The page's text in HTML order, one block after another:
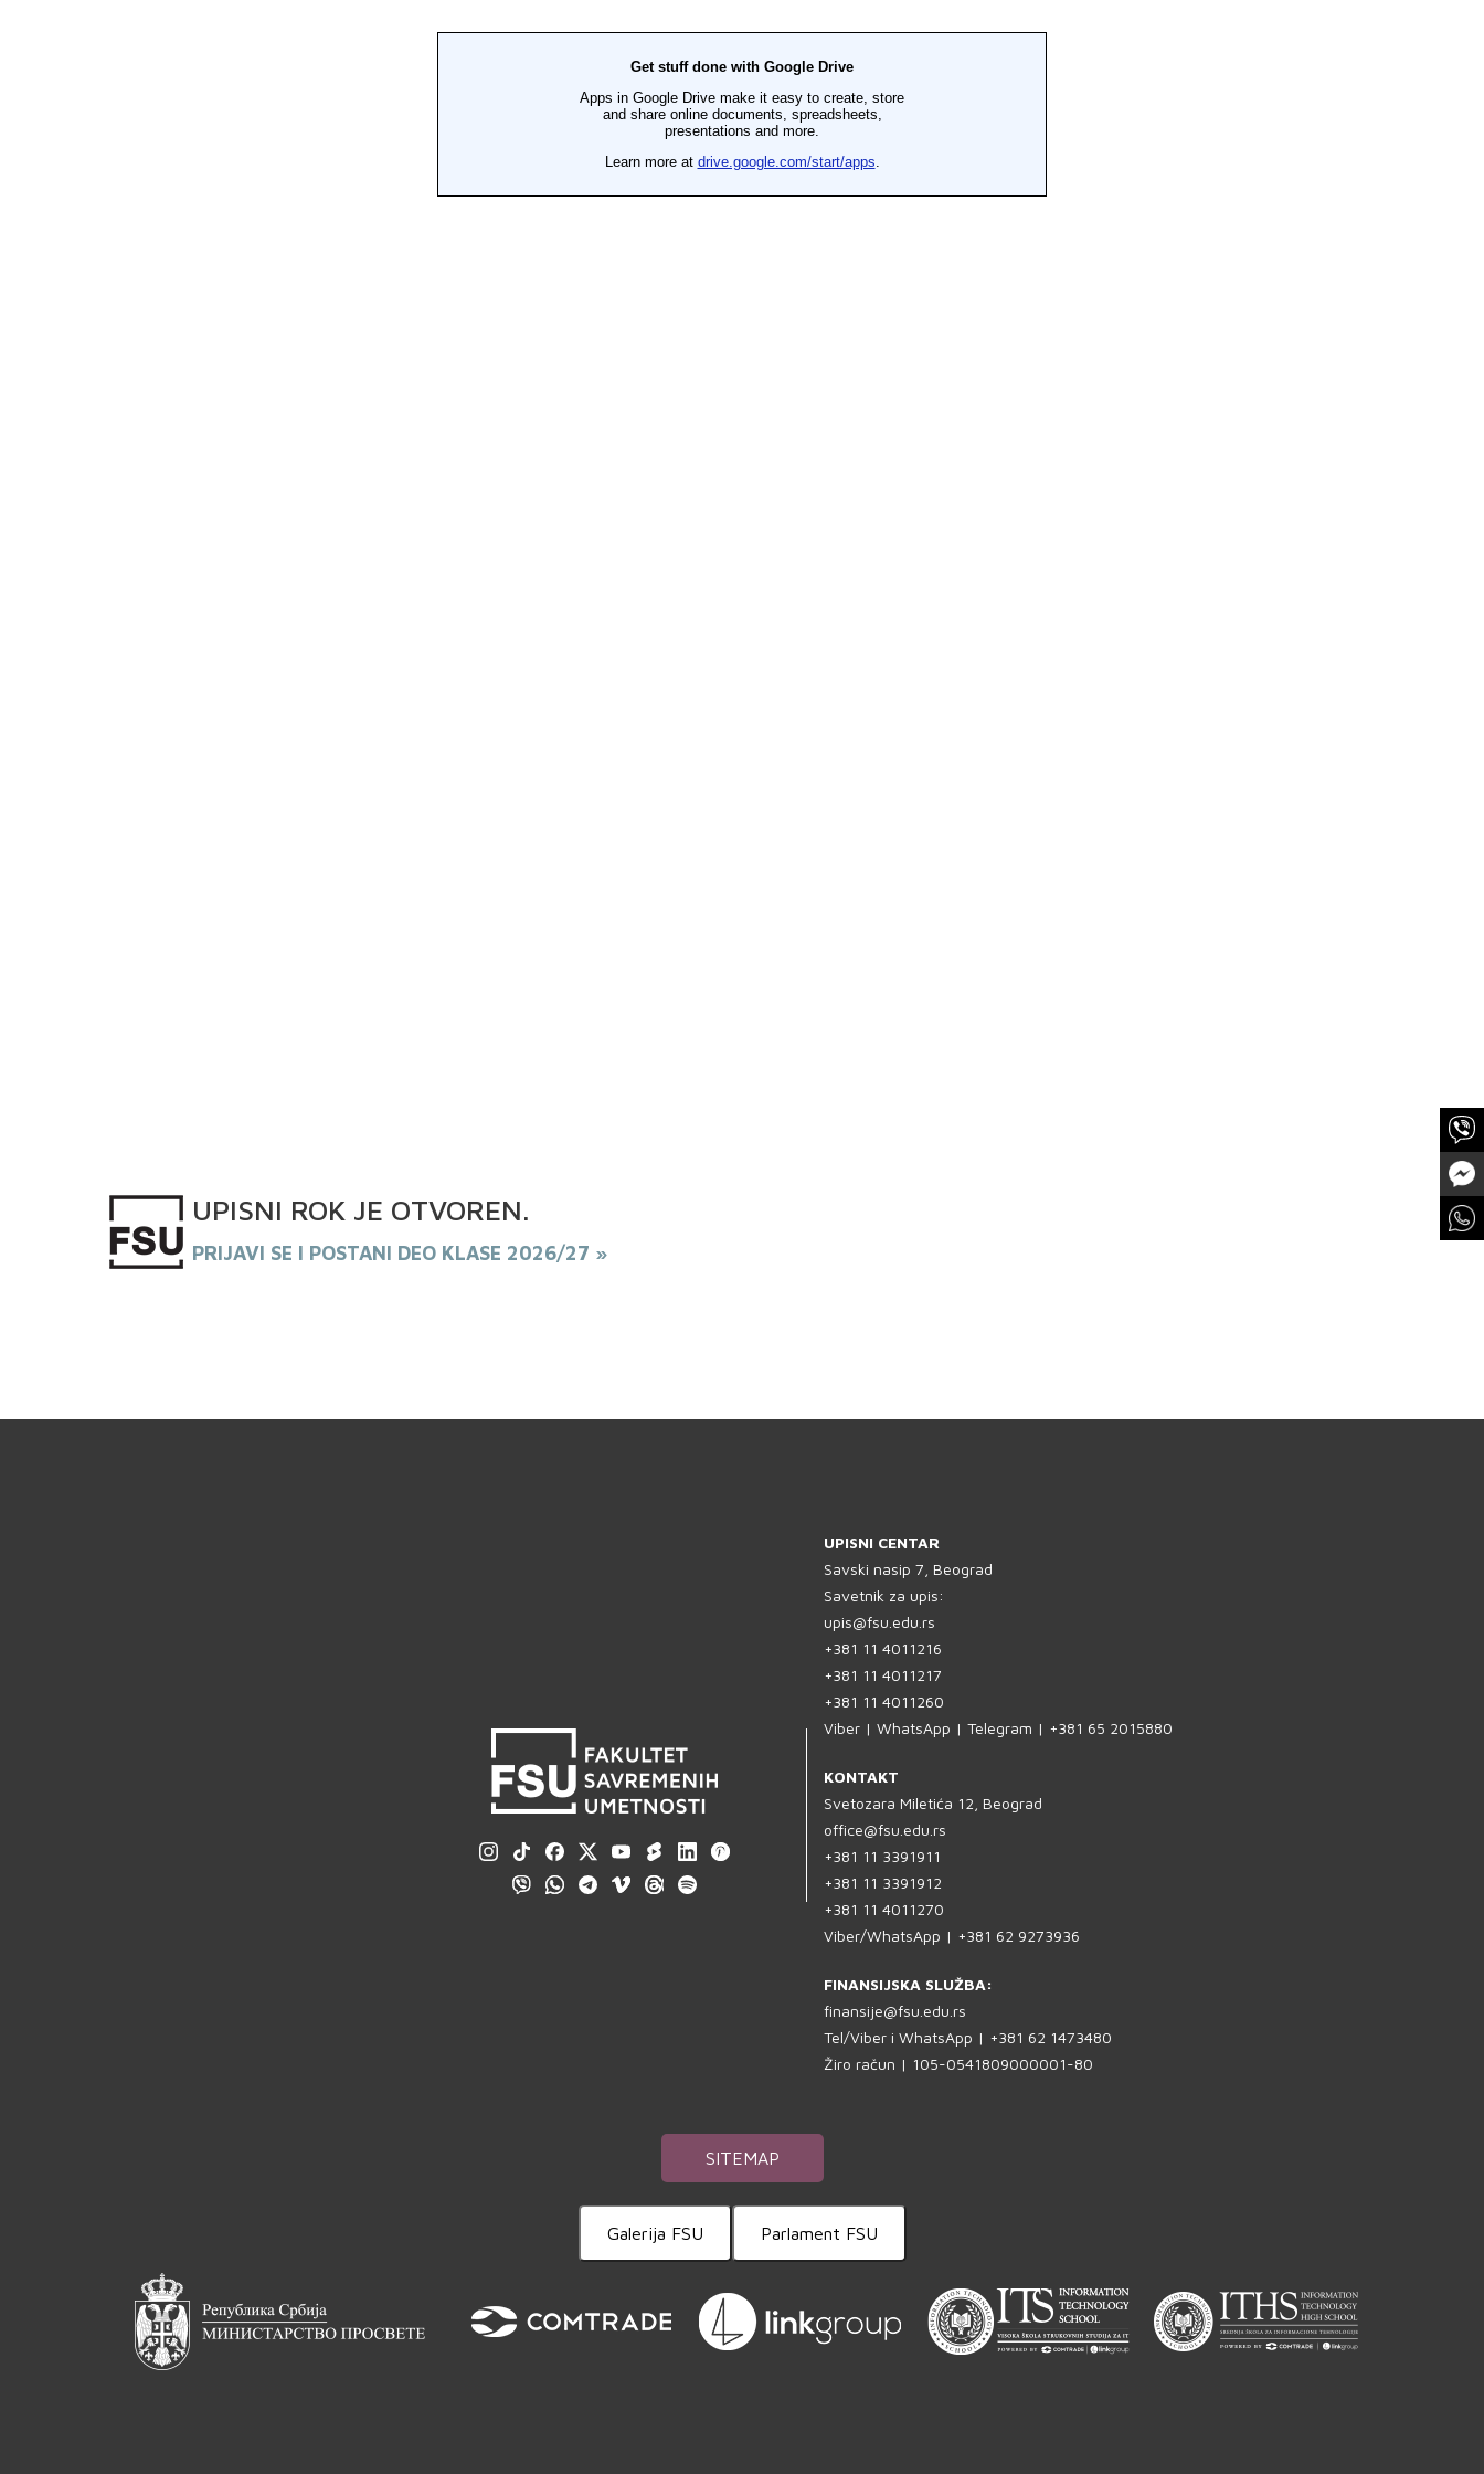
UPISNI ROK JE OTVOREN.
PRIJAVI SE I POSTANI DEO KLASE 2026/27 »
UPISNI CENTAR
Savski nasip 7, Beograd
Savetnik za upis:
upis@fsu.edu.rs
+381 11 4011216
+381 11 4011217
+381 11 4011260
Viber | WhatsApp | Telegram | +381 65 2015880
KONTAKT
Svetozara Miletića 12, Beograd
office@fsu.edu.rs
+381 11 3391911
+381 11 3391912
+381 11 4011270
Viber/WhatsApp | +381 62 9273936
FINANSIJSKA SLUŽBA:
finansije@fsu.edu.rs
Tel/Viber i WhatsApp | +381 62 1473480
Žiro račun | 105-0541809000001-80
SITEMAP
Galerija FSU Parlament FSU